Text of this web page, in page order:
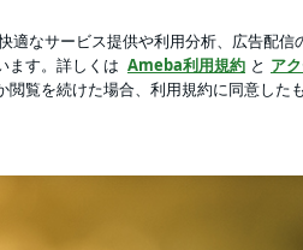
ャルブログ いつ
Posts Ameblo
フェゼリー